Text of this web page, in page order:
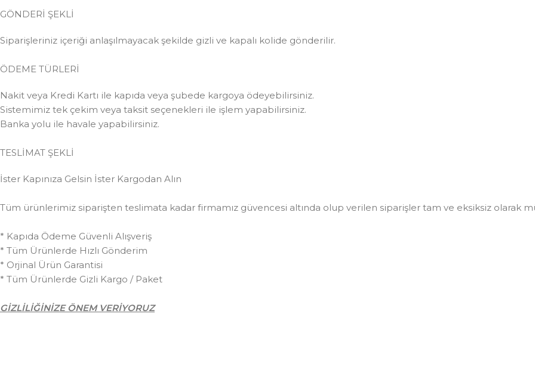
GÖNDERİ ŞEKLİ
Siparişleriniz içeriği anlaşılmayacak şekilde gizli ve kapalı kolide gönderilir.
ÖDEME TÜRLERİ
Nakit veya Kredi Kartı ile kapıda veya şubede kargoya ödeyebilirsiniz.
Sistemimiz tek çekim veya taksit seçenekleri ile işlem yapabilirsiniz.
Banka yolu ile havale yapabilirsiniz.
TESLİMAT ŞEKLİ
İster Kapınıza Gelsin İster Kargodan Alın
Tüm ürünlerimiz siparişten teslimata kadar firmamız güvencesi altında olup verilen siparişler tam ve eksiksiz olarak
* Kapıda Ödeme Güvenli Alışveriş
* Tüm Ürünlerde Hızlı Gönderim
* Orjinal Ürün Garantisi
* Tüm Ürünlerde Gizli Kargo / Paket
GİZLİLİĞİNİZE ÖNEM VERİYORUZ